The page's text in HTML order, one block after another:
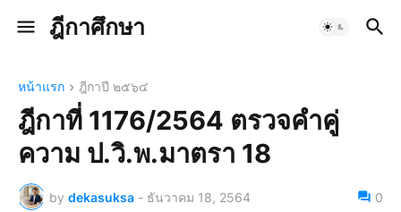
ฎีกาศึกษา
หน้าแรก ฎีกาปี ๒๕๖๔
ฎีกาที่ 1176/2564 ตรวจคำคู่
ความ ป.วิ.พ.มาตรา 18
by dekasuksa - ธันวาคม 18, 2564 0